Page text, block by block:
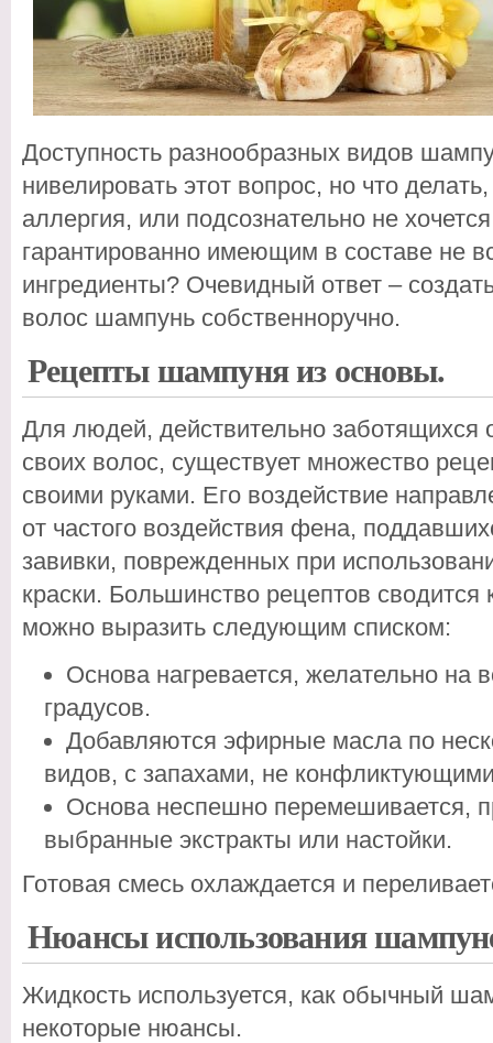
Доступность разнообразных видов
нивелировать этот вопрос, но что
аллергия, или подсознательно не
гарантированно имеющим в составе не
ингредиенты? Очевидный ответ –
волос шампунь собственноручно.
Рецепты шампуня из основы.
Для людей, действительно заботящихся
своих волос, существует множество
своими руками. Его воздействие
от частого воздействия фена,
завивки, поврежденных при
краски. Большинство рецептов
можно выразить следующим списком:
Основа нагревается, желательно на
градусов.
Добавляются эфирные масла по
видов, с запахами, не
Основа неспешно перемешивается,
выбранные экстракты или настойки.
Готовая смесь охлаждается и
Нюансы использования
Жидкость используется, как обычный
некоторые нюансы.